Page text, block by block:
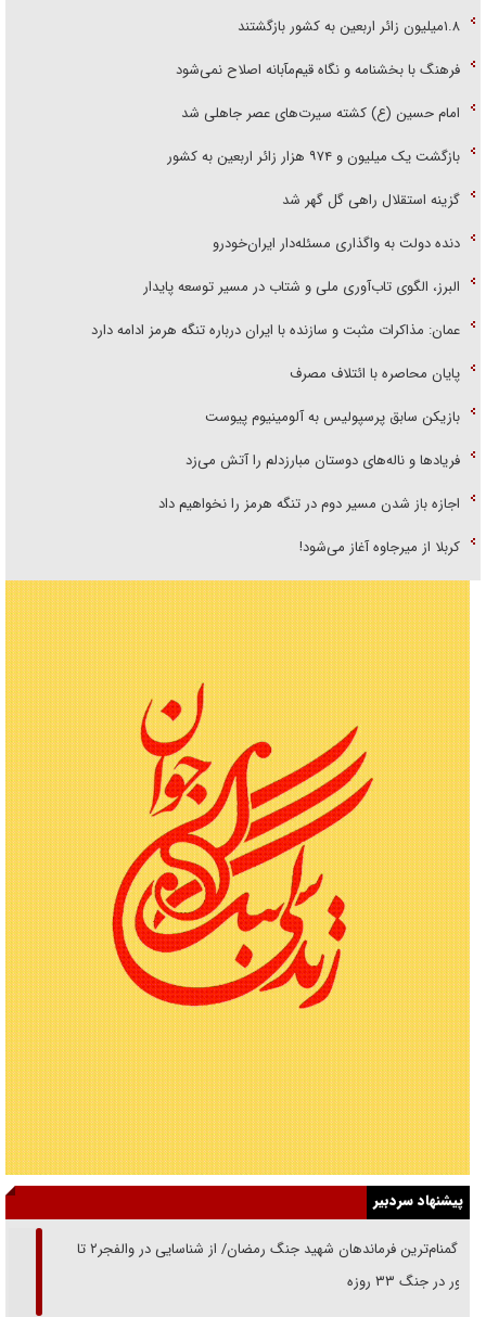
۱.۸میلیون زائر اربعین به کشور بازگشتند
فرهنگ با بخشنامه و نگاه قیم‌مآبانه اصلاح نمی‌شود
امام حسین (ع) کشته سیرت‌های عصر جاهلی شد
بازگشت یک میلیون و ۹۷۴ هزار زائر اربعین به کشور
گزینه استقلال راهی گل گهر شد
دنده دولت به واگذاری مسئله‌دار ایران‌خودرو
البرز، الگوی تاب‌آوری ملی و شتاب در مسیر توسعه پایدار
عمان: مذاکرات مثبت و سازنده با ایران درباره تنگه هرمز ادامه دارد
پایان محاصره با ائتلاف مصرف
بازیکن سابق پرسپولیس به آلومینیوم پیوست
فریاد‌ها و ناله‌های دوستان مبارزدلم را آتش می‌زد
اجازه باز شدن مسیر دوم در تنگه هرمز را نخواهیم داد
کربلا از میرجاوه آغاز می‌شود!
پیشنهاد سردبیر
از گمنام‌ترین فرماندهان شهید جنگ رمضان/ از شناسایی در والفجر۲ تا
حضور در جنگ ۳۳ روزه